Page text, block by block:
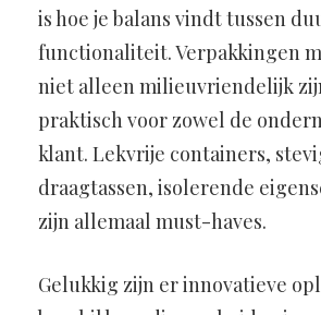
is hoe je balans vindt tussen
functionaliteit. Verpakkingen
niet alleen milieuvriendelijk
praktisch voor zowel de
klant. Lekvrije containers,
draagtassen, isolerende
zijn allemaal must-haves.
Gelukkig zijn er innovatieve